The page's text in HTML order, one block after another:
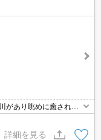
があり眺めに癒されま
詳細を見る